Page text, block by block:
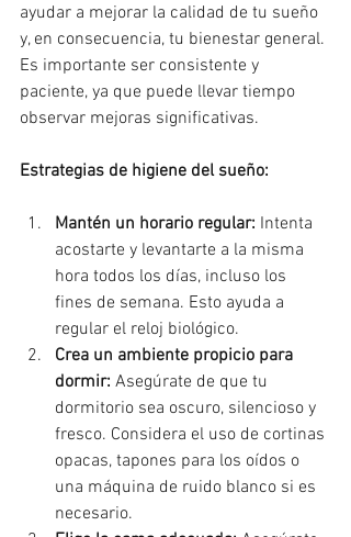
ayudar a mejorar la calidad de tu sueño
y, en consecuencia, tu bienestar general.
Es importante ser consistente y
paciente, ya que puede llevar tiempo
observar mejoras significativas.
Estrategias de higiene del sueño:
Mantén un horario regular: Intenta
acostarte y levantarte a la misma
hora todos los días, incluso los
fines de semana. Esto ayuda a
regular el reloj biológico.
Crea un ambiente propicio para
dormir: Asegúrate de que tu
dormitorio sea oscuro, silencioso y
fresco. Considera el uso de cortinas
opacas, tapones para los oídos o
una máquina de ruido blanco si es
necesario.